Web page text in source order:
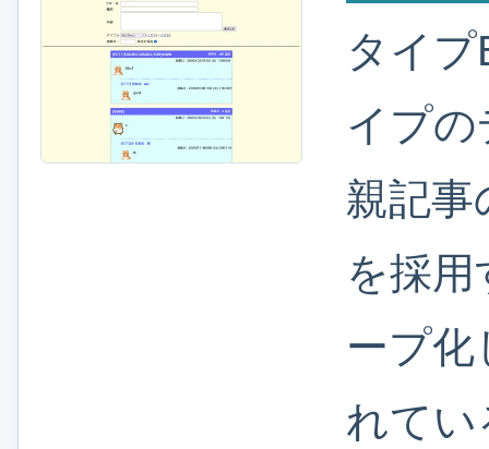
タイ
イプ
親記事
を採
ープ
れてい